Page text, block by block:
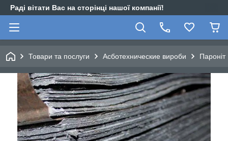
Раді вітати Вас на сторінці нашої компанії!
Товари та послуги Асботехнические вироби